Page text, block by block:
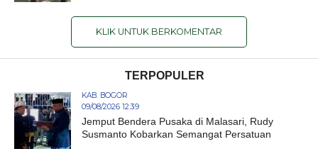
KLIK UNTUK BERKOMENTAR
TERPOPULER
KAB. BOGOR
09/08/2026 12:39
Jemput Bendera Pusaka di Malasari, Rudy
Susmanto Kobarkan Semangat Persatuan